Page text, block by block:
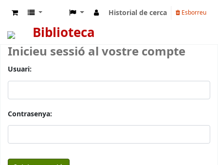
Historial de cerca Esborreu
Biblioteca
Inicieu sessió al vostre compte
Usuari:
Contrasenya: